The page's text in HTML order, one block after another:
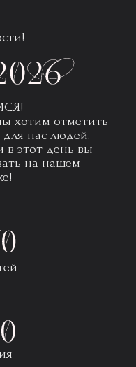
хотим отметить
для нас людей.
в этот день вы
на нашем